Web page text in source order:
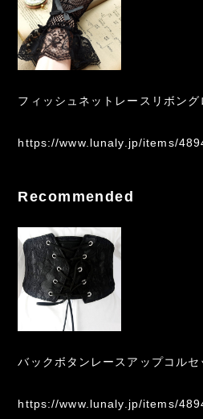
フィッシュネットレースリボン
https://www.lunaly.jp/items/
Recommended
バックボタンレースアップコルセ
https://www.lunaly.jp/items/